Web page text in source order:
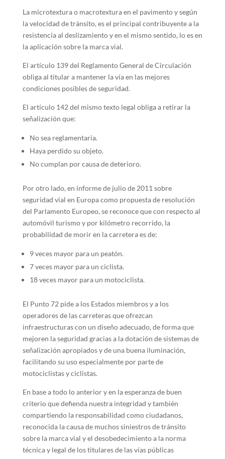
La microtextura o macrotextura en el pavimento y según
la velocidad de tránsito, es el principal contribuyente a la
resistencia al deslizamiento y en el mismo sentido, lo es en
la aplicación sobre la marca vial.
El artículo 139 del Reglamento General de Circulación
obliga al titular a mantener la vía en las mejores
condiciones posibles de seguridad.
El artículo 142 del mismo texto legal obliga a retirar la
señalización que:
No sea reglamentaria.
Haya perdido su objeto.
No cumplan por causa de deterioro.
Por otro lado, en informe de julio de 2011 sobre
seguridad vial en Europa como propuesta de resolución
del Parlamento Europeo, se reconoce que con respecto al
automóvil turismo y por kilómetro recorrido, la
probabilidad de morir en la carretera es de:
9 veces mayor para un peatón.
7 veces mayor para un ciclista.
18 veces mayor para un motociclista.
El Punto 72 pide a los Estados miembros y a los
operadores de las carreteras que ofrezcan
infraestructuras con un diseño adecuado, de forma que
mejoren la seguridad gracias a la dotación de sistemas de
señalización apropiados y de una buena iluminación,
facilitando su uso especialmente por parte de
motociclistas y ciclistas.
En base a todo lo anterior y en la esperanza de buen
criterio que defienda nuestra integridad y también
compartiendo la responsabilidad como ciudadanos,
reconocida la causa de muchos siniestros de tránsito
sobre la marca vial y el desobedecimiento a la norma
técnica y legal de los titulares de las vías públicas